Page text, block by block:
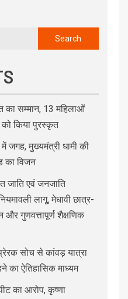
Search
का सम्मान, 13 महिलाओं
किया पुरस्कृत
में जगह, मुख्यमंत्री धामी की
का विजन
जाति एवं जनजाति
लागू, मेधावी छात्र-
गुणवत्तापूर्ण शैक्षणिक
सोच से कांवड़ यात्रा
का ऐतिहासिक माध्यम
का आरोप, कृष्णा